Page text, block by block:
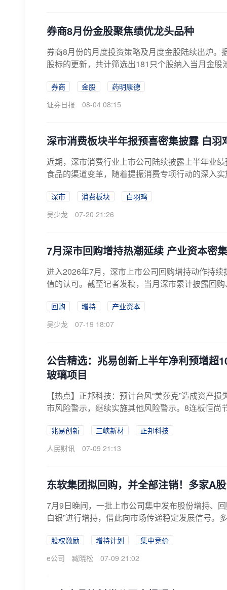
​券商8月份金股聚焦绩优龙头品种
券商8月份的月度投资策略及月度金股陆续出炉
股标的更新，共计筛选出181只个股纳入当月金
券商 金股
药明康德
证券日报
08-04 08:15
深市消费板块半年报预喜密集披露 白
近期，深市消费行业上市公司陆续披露上半年业
食品的渠道变革，随着提振消费专项行动的深入
深市 消费板块
白羽鸡
吴少龙
07-20 21:26
7月深市回购增持热潮延续 产业资本密
进入2026年7月，深市上市公司回购增持动作持
值的认可。截至记者发稿，当月深市累计披露回
回购 增持
产业资本
吴少龙
07-19 18:07
公告精选：兆易创新上半年净利预增超
玻璃项目
【热点】正邦科技：预计台风“美莎克”造成资产
市风险警示，继续实施其他风险警示。8连板恒尚
兆易创新 三峡新材
正邦科技
人民财讯
07-09 21:13
东软集团拟回购，并全部注销！多家A
7月9日晚间，一批上市公司集中发布股份增持、
白银”进行增持，借此向市场传递稳定发展信号。
股权激励 增持计划
集中竞价
e公司
臧晓松 07-09 21:02